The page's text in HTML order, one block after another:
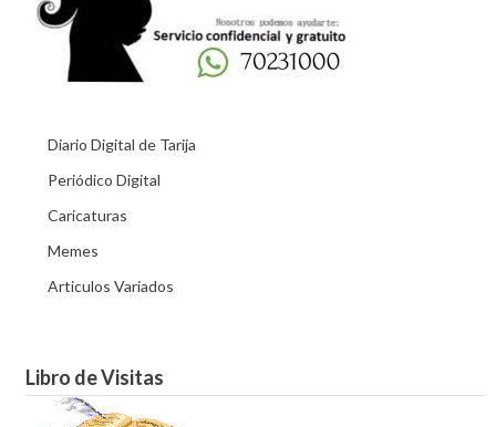
Diario Digital de Tarija
Periódico Digital
Caricaturas
Memes
Articulos Variados
Libro de Visitas